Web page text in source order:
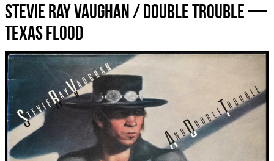
Stevie Ray Vaughan / Double Trouble —
Texas Flood